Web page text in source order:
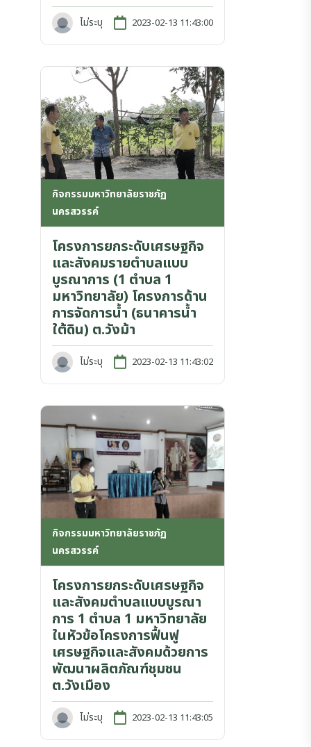
ไม่ระบุ 2023-02-13 11:43:00
กิจกรรมมหาวิทยาลัยราชภัฏ
นครสวรรค์
โครงการยกระดับเศรษฐกิจ
และสังคมรายตำบลแบบ
บูรณาการ (1 ตำบล 1
มหาวิทยาลัย) โครงการด้าน
การจัดการน้ำ (ธนาคารน้ำ
ใต้ดิน) ต.วังม้า
ไม่ระบุ 2023-02-13 11:43:02
กิจกรรมมหาวิทยาลัยราชภัฏ
นครสวรรค์
โครงการยกระดับเศรษฐกิจ
และสังคมตำบลแบบบูรณา
การ 1 ตำบล 1 มหาวิทยาลัย
ในหัวข้อโครงการฟื้นฟู
เศรษฐกิจและสังคมด้วยการ
พัฒนาผลิตภัณฑ์ชุมชน
ต.วังเมือง
ไม่ระบุ 2023-02-13 11:43:05